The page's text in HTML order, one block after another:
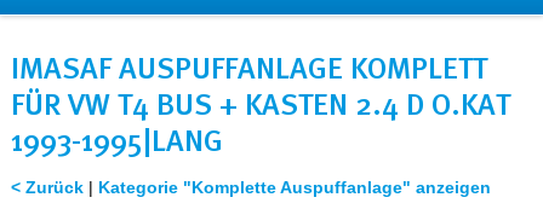
IMASAF AUSPUFFANLAGE KOMPLETT
FÜR VW T4 BUS + KASTEN 2.4 D O.KAT
1993-1995|LANG
< Zurück| Kategorie "Komplette Auspuffanlage" anzeigen